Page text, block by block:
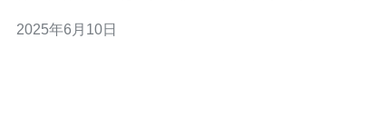
的VPS。 价格是选择VPS时最重要的考虑因素之一。在马
2025年6月10日